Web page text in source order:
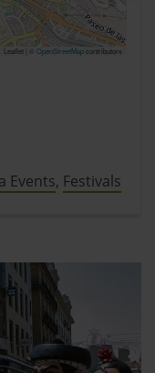
Präferenzen im
andere nicht
zu
Du kannst in
mit dem Klick
Die
bzw. von dir
Einstellungen
zu den
(z.B.
erhältst du in
Leaflet | © OpenStreetMapcontributors
Events, Festivals